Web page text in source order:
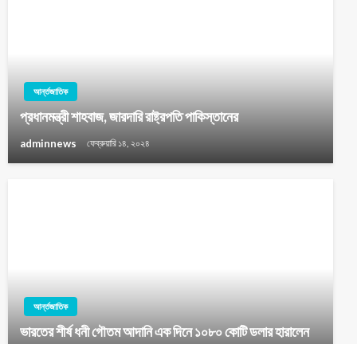
আর্ন্তজাতিক
প্রধানমন্ত্রী শাহবাজ, জারদারি রাষ্ট্রপতি পাকিস্তানের
adminnews ফেব্রুয়ারি ১৪, ২০২৪
আর্ন্তজাতিক
ভারতের শীর্ষ ধনী গৌতম আদানি এক দিনে ১০৮০ কোটি ডলার হারালেন